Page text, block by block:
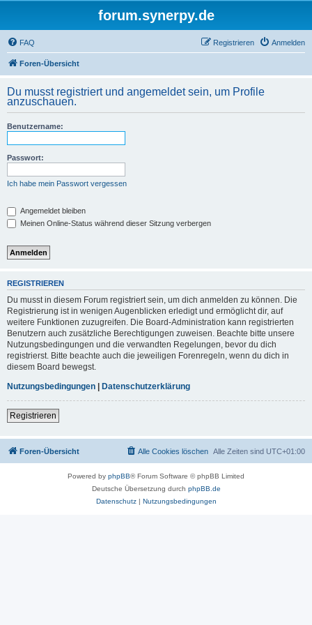
forum.synerpy.de
FAQ Anmelden
Registrieren
Foren-Übersicht
Du musst registriert und angemeldet sein, um Profile
anzuschauen.
Benutzername:
Passwort:
Ich habe mein Passwort vergessen
Angemeldet bleiben
Meinen Online-Status während dieser Sitzung verbergen
REGISTRIEREN
Du musst in diesem Forum registriert sein, um dich anmelden zu können. Die
Registrierung ist in wenigen Augenblicken erledigt und ermöglicht dir, auf
weitere Funktionen zuzugreifen. Die Board-Administration kann registrierten
Benutzern auch zusätzliche Berechtigungen zuweisen. Beachte bitte unsere
Nutzungsbedingungen und die verwandten Regelungen, bevor du dich
registrierst. Bitte beachte auch die jeweiligen Forenregeln, wenn du dich in
diesem Board bewegst.
Nutzungsbedingungen | Datenschutzerklärung
Registrieren
Foren-Übersicht Alle Zeiten sind UTC+01:00
Alle Cookies löschen
Powered by phpBB® Forum Software © phpBB Limited
Deutsche Übersetzung durch phpBB.de
Datenschutz| Nutzungsbedingungen